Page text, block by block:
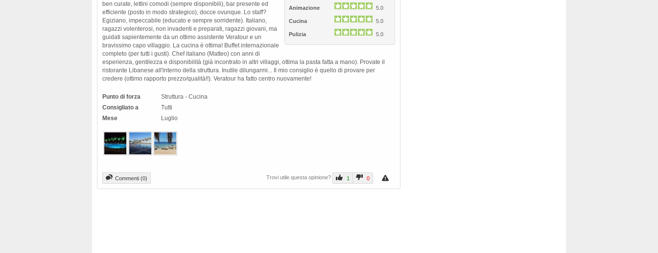
Animazione 5.0
Cucina 5.0
Pulizia 5.0
ben curate, lettini comodi (sempre disponibili), bar presente ed
efficiente (posto in modo strategico), docce ovunque. Lo staff?
Egiziano, impeccabile (educato e sempre sorridente). Italiano,
ragazzi volenterosi, non invadenti e preparati, ragazzi giovani, ma
guidati sapientemente da un ottimo assistente Veratour e un
bravissimo capo villaggio. La cucina è ottima! Buffet internazionale
completo (per tutti i gusti). Chef italiano (Matteo) con anni di
esperienza, gentilezza e disponibilità (già incontrato in altri villaggi, ottima la pasta fatta a mano). Provate il
ristorante Libanese all'interno della struttura. Inutile dilungarmi... Il mio consiglio è quello di provare per
credere (ottimo rapporto prezzo/qualità!!). Veratour ha fatto centro nuovamente!
Punto di forza
Struttura - Cucina
Consigliato a
Tutti
Mese
Luglio
Commenti (0) Trovi utile questa opinione? 1 0